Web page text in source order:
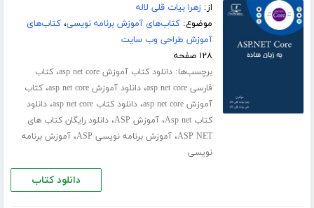
از:زهرا بیات قلی لاله
موضوع:کتاب‌های آموزش برنامه نویسی،کتاب‌های
آموزش طراحی وب سایت
۱۲۸ صفحه
برچسب‌ها:دانلود کتاب آموزش asp net core ،کتاب
فارسی asp net core
،دانلود آموزش asp net core ،کتاب
آموزش asp net core
،دانلود کتاب asp net core ،دانلود
کتاب Asp net
،آموزش ASP ،دانلود رایگان کتاب های
ASP NET،آموزش برنامه نویسی ASP ،آموزش برنامه
نویسی
دانلود کتاب